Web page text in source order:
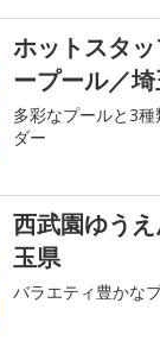
ホットスタ
ープール／
多彩なプールと3
ダー
西武園ゆう
玉県
バラエティ豊かな